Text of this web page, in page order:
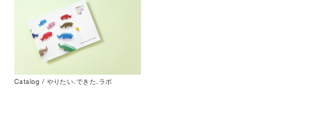
Catalog / やりたい.できた.ラボ